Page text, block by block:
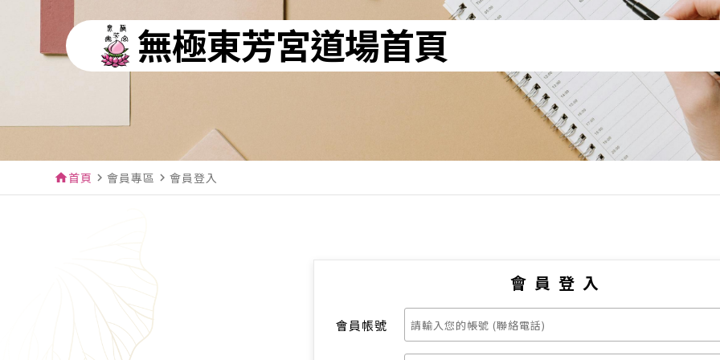
無極東芳宮道場首頁
home首頁 navigate_next會員專區 navigate_next會員登入
會員登入
會員帳號